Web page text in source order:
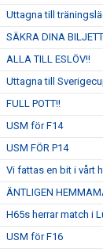
Uttagna till
SÄKRA DINA
ALLA TILL ESLÖV!!
Uttagna till
FULL POTT!!
USM för F14
USM FÖR P14
Vi fattas en bit i vårt
ÄNTLIGEN
H65s herrar match i
USM för F16